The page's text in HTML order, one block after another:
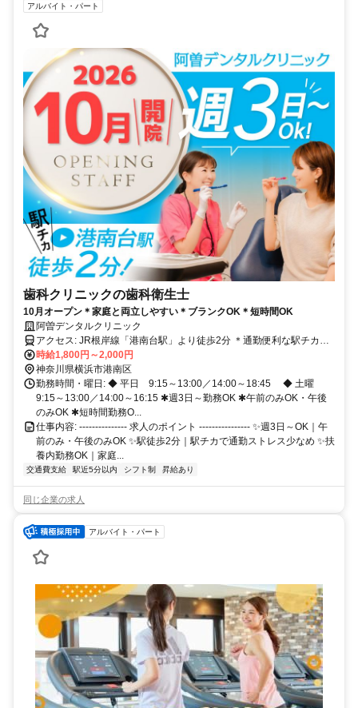
アルバイト・パート
歯科クリニックの歯科衛生士
10月オープン＊家庭と両立しやすい＊ブランクOK＊短時間OK
阿曽デンタルクリニック
アクセス: JR根岸線「港南台駅」より徒歩2分 ＊通勤便利な駅チカ勤
務 ＊転勤なし
時給1,800円～2,000円
神奈川県横浜市港南区
勤務時間・曜日: ◆ 平日 9:15～13:00／14:00～18:45 ◆ 土曜
9:15～13:00／14:00～16:15 ✱週3日～勤務OK ✱午前のみOK・午後
のみOK ✱短時間勤務O...
仕事内容: --------------- 求人のポイント ---------------- ✨週3日～OK｜午
前のみ・午後のみOK ✨駅徒歩2分｜駅チカで通勤ストレス少なめ ✨扶
養内勤務OK｜家庭...
交通費支給 駅近5分以内 シフト制 昇給あり
同じ企業の求人
アルバイト・パート